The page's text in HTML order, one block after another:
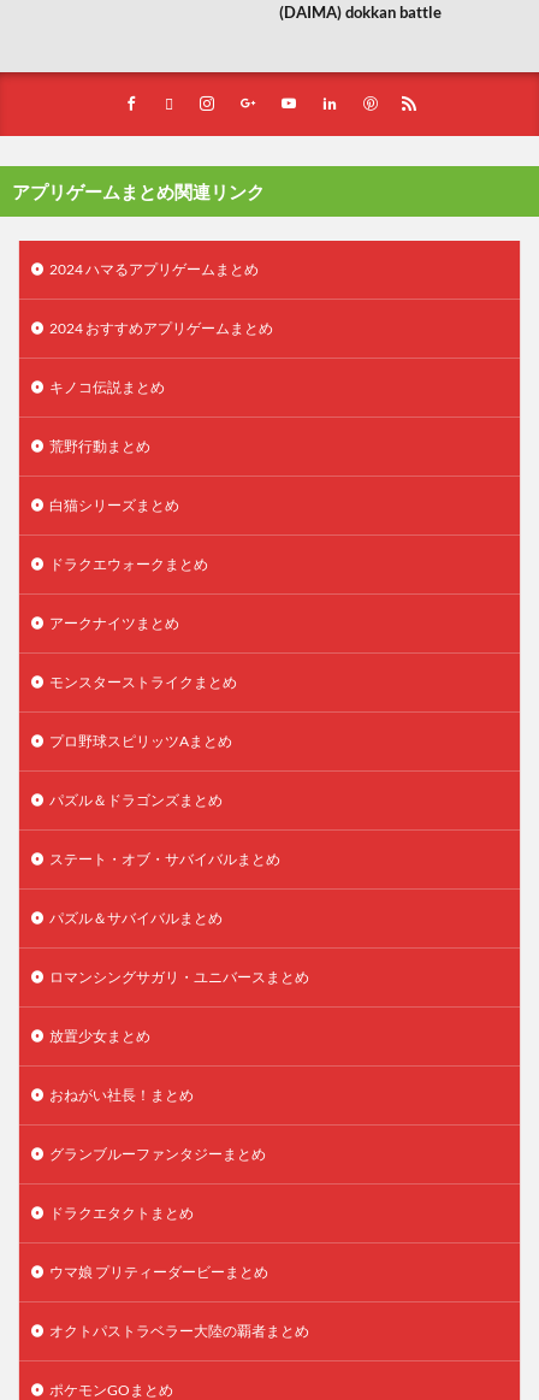
(DAIMA) dokkan battle
アプリゲームまとめ関連リンク
2024 ハマるアプリゲームまとめ
2024 おすすめアプリゲームまとめ
キノコ伝説まとめ
荒野行動まとめ
白猫シリーズまとめ
ドラクエウォークまとめ
アークナイツまとめ
モンスターストライクまとめ
プロ野球スピリッツAまとめ
パズル＆ドラゴンズまとめ
ステート・オブ・サバイバルまとめ
パズル＆サバイバルまとめ
ロマンシングサガリ・ユニバースまとめ
放置少女まとめ
おねがい社長！まとめ
グランブルーファンタジーまとめ
ドラクエタクトまとめ
ウマ娘 プリティーダービーまとめ
オクトパストラベラー大陸の覇者まとめ
ポケモンGOまとめ